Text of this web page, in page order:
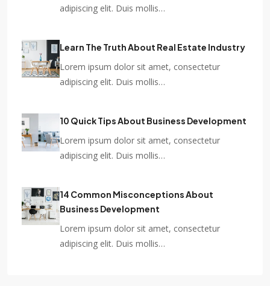
adipiscing elit. Duis mollis…
Learn The Truth About Real Estate Industry
Lorem ipsum dolor sit amet, consectetur
adipiscing elit. Duis mollis…
10 Quick Tips About Business Development
Lorem ipsum dolor sit amet, consectetur
adipiscing elit. Duis mollis…
14 Common Misconceptions About
Business Development
Lorem ipsum dolor sit amet, consectetur
adipiscing elit. Duis mollis…